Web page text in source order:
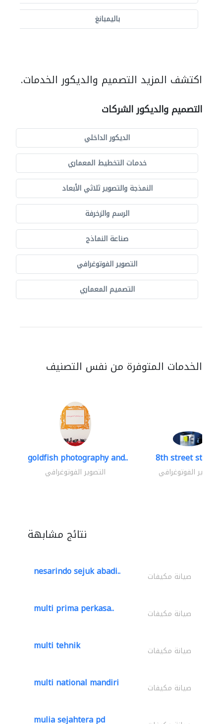
باليمبانغ
اكتشف المزيد التصميم والديكور الخدمات.
التصميم والديكور الشركات
الديكور الداخلي
خدمات التخطيط المعماري
النمذجة والتصوير ثلاثي الأبعاد
الرسم والزخرفة
صناعة النماذج
التصوير الفوتوغرافي
التصميم المعماري
الخدمات المتوفرة من نفس التصنيف
goldfish photography and..
التصوير الفوتوغرافي
8th street studios
التصوير الفوتوغرافي
نتائج مشابهة
nesarindo sejuk abadi.. صيانة مكيفات
multi prima perkasa.. صيانة مكيفات
multi tehnik صيانة مكيفات
multi national mandiri صيانة مكيفات
mulia sejahtera pd